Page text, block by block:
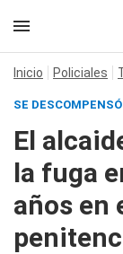
Inicio Policiales
SE DESCOMPENSÓ
El
la fuga
años en